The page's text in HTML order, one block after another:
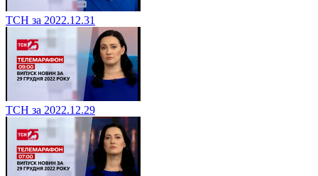
ТСН за 2022.12.31
ТСН за 2022.12.29